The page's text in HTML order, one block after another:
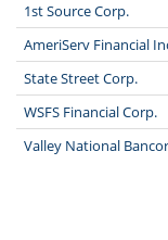
1st Source Corp.
AmeriServ Financial
State Street Corp.
WSFS Financial Corp.
Valley National